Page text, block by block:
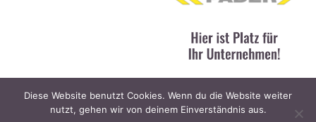
Kontakt |Impressum|Datenschutz
Diese Website benutzt Cookies. Wenn du die Website weiter
nutzt, gehen wir von deinem Einverständnis aus.